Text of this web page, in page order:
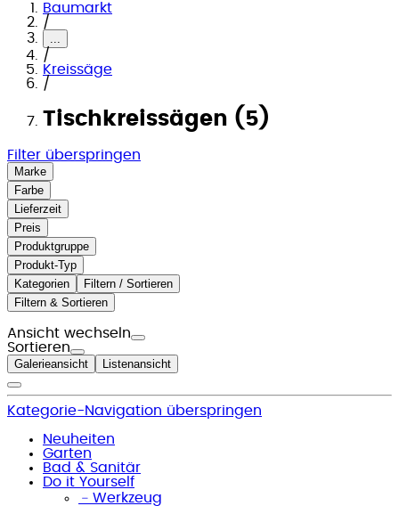
Baumarkt
/
...
/
Kreissäge
/
Tischkreissägen (5)
Filter überspringen
Marke
Farbe
Lieferzeit
Preis
Produktgruppe
Produkt-Typ
Kategorien
Filtern / Sortieren
Filtern & Sortieren
Ansicht wechseln
Sortieren
Galerieansicht Listenansicht
Kategorie-Navigation überspringen
Neuheiten
Garten
Bad & Sanitär
Do it Yourself
﹣ Werkzeug